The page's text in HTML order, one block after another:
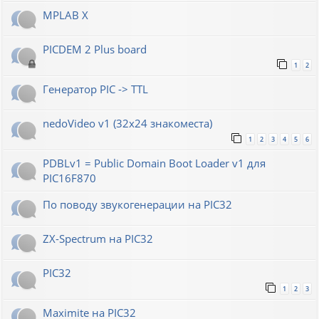
MPLAB X
PICDEM 2 Plus board
1 2
Генератор РIС -> TTL
nedoVideo v1 (32x24 знакоместа)
1 2 3 4 5 6
PDBLv1 = Public Domain Boot Loader v1 для
PIC16F870
По поводу звукогенерации на PIC32
ZX-Spectrum на PIC32
PIC32
1 2 3
Maximite на PIC32